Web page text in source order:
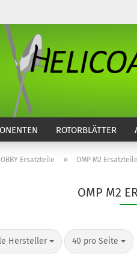
ROTORBLÄTTER
Ersatzteile » OMP M2 Ersatzteile
OMP M2
Hersteller
Seite 40 pro Seite
pro Seite